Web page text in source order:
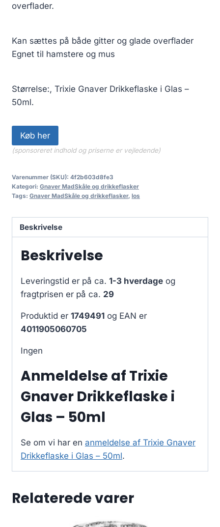
overflader.
Kan sættes på både gitter og glade overflader
Egnet til hamstere og mus
Størrelse:, Trixie Gnaver Drikkeflaske i Glas –
50ml.
Køb her
(sponsoreret indhold og priserne er vejledende)
Varenummer (SKU): 4f2b603d8fe3
Kategori: Gnaver MadSkåle og drikkeflasker
Tags: Gnaver MadSkåle og drikkeflasker, los
Beskrivelse
Beskrivelse
Leveringstid er på ca. 1-3 hverdage og
fragtprisen er på ca. 29
Produktid er 1749491 og EAN er
4011905060705
Ingen
Anmeldelse af Trixie
Gnaver Drikkeflaske i
Glas – 50ml
Se om vi har en anmeldelse af Trixie Gnaver
Drikkeflaske i Glas – 50ml.
Relaterede varer